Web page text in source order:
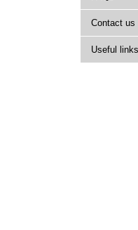
Contact us
Useful links